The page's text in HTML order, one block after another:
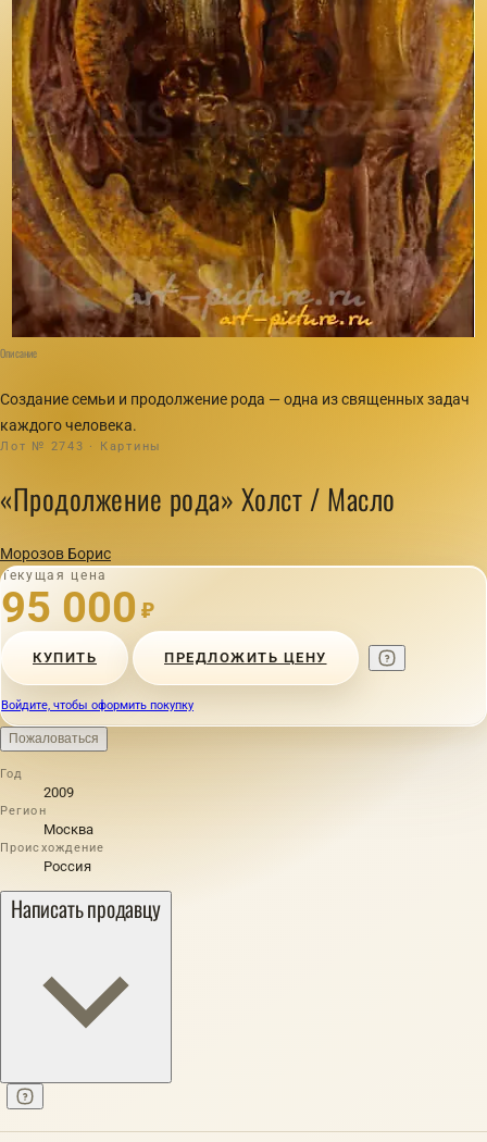
Описание
Создание семьи и продолжение рода — одна из священных задач
каждого человека.
Лот № 2743 · Картины
«Продолжение рода» Холст / Масло
Морозов Борис
Текущая цена
95 000 ₽
КУПИТЬ ПРЕДЛОЖИТЬ ЦЕНУ
Войдите, чтобы оформить покупку
Пожаловаться
Год
2009
Регион
Москва
Происхождение
Россия
Написать продавцу